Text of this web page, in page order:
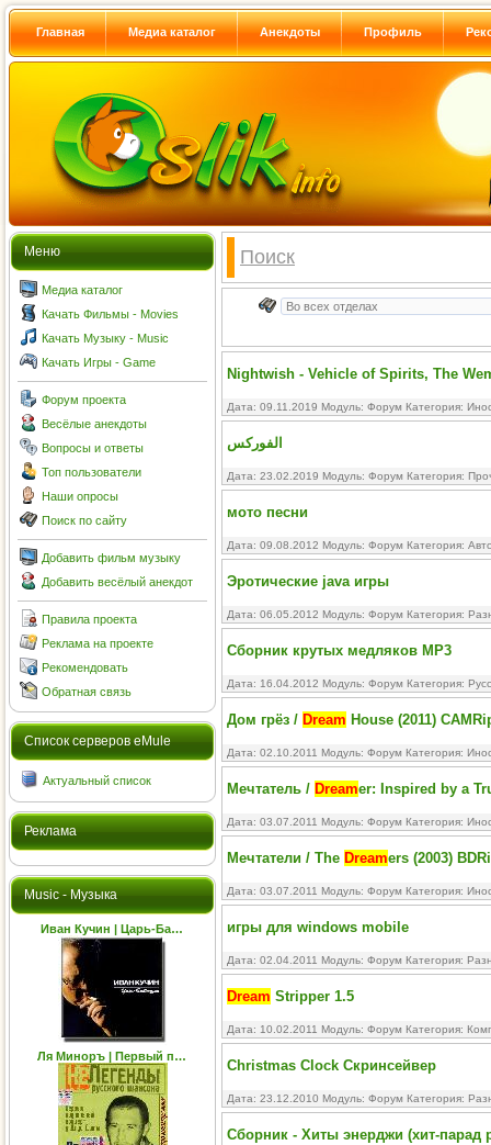
Главная Медиа каталог Анекдоты Профиль
Меню
Медиа каталог
Качать Фильмы - Movies
Качать Музыку - Music
Качать Игры - Game
Форум проекта
Весёлые анекдоты
Вопросы и ответы
Топ пользователи
Наши опросы
Поиск по сайту
Добавить фильм музыку
Добавить весёлый анекдот
Правила проекта
Реклама на проекте
Рекомендовать
Обратная связь
Cписок серверов eMule
Актуальный список
Реклама
Music - Музыка
Иван Кучин | Царь-Ба…
Ля Миноръ | Первый п…
Поиск
Nightwish - Vehicle of Spirits, The
Дата: 09.11.2019 Модуль: Форум Категория:
الفوركس
Дата: 23.02.2019 Модуль: Форум Категория:
мото песни
Дата: 09.08.2012 Модуль: Форум Категория:
Эротические java игры
Дата: 06.05.2012 Модуль: Форум Категория:
Сборник крутых медляков MP3
Дата: 16.04.2012 Модуль: Форум Категория:
Дом грёз / Dream House (2011)
Дата: 02.10.2011 Модуль: Форум Категория:
Мечтатель / Dreamer: Inspired by a
Дата: 03.07.2011 Модуль: Форум Категория:
Мечтатели / The Dreamers (2003)
Дата: 03.07.2011 Модуль: Форум Категория:
игры для windows mobile
Дата: 02.04.2011 Модуль: Форум Категория:
Dream Stripper 1.5
Дата: 10.02.2011 Модуль: Форум Категория:
Christmas Clock Скринсейвер
Дата: 23.12.2010 Модуль: Форум Категория:
Сборник - Хиты энерджи (хит-парад